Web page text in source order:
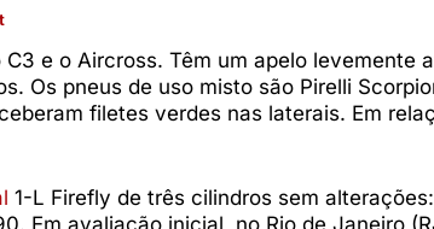
e o Aircross. Têm um apelo levemente
Os pneus de uso misto são Pirelli
filetes verdes nas laterais. Em
1-L Firefly de três cilindros sem
Em avaliação inicial, no Rio de Janeiro